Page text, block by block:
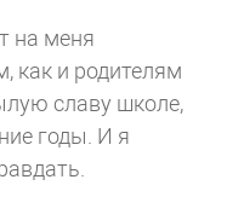
на меня
как и родителям
славу школе,
годы. И я